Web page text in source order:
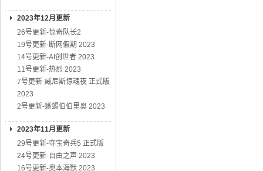
2023年12月更新
26号更新-惊奇队长2
19号更新-断网假期 2023
14号更新-AI创世者 2023
11号更新-热烈 2023
7号更新-威尼斯惊魂夜 正式版
2023
2号更新-蜥蜴伯伯里奥 2023
2023年11月更新
29号更新-夺宝奇兵5 正式版
24号更新-自由之声 2023
16号更新-奥本海默 2023